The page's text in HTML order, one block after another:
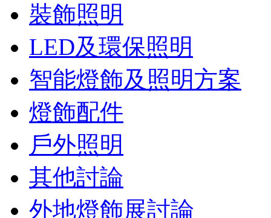
裝飾照明
LED及環保照明
智能燈飾及照明方案
燈飾配件
戶外照明
其他討論
外地燈飾展討論